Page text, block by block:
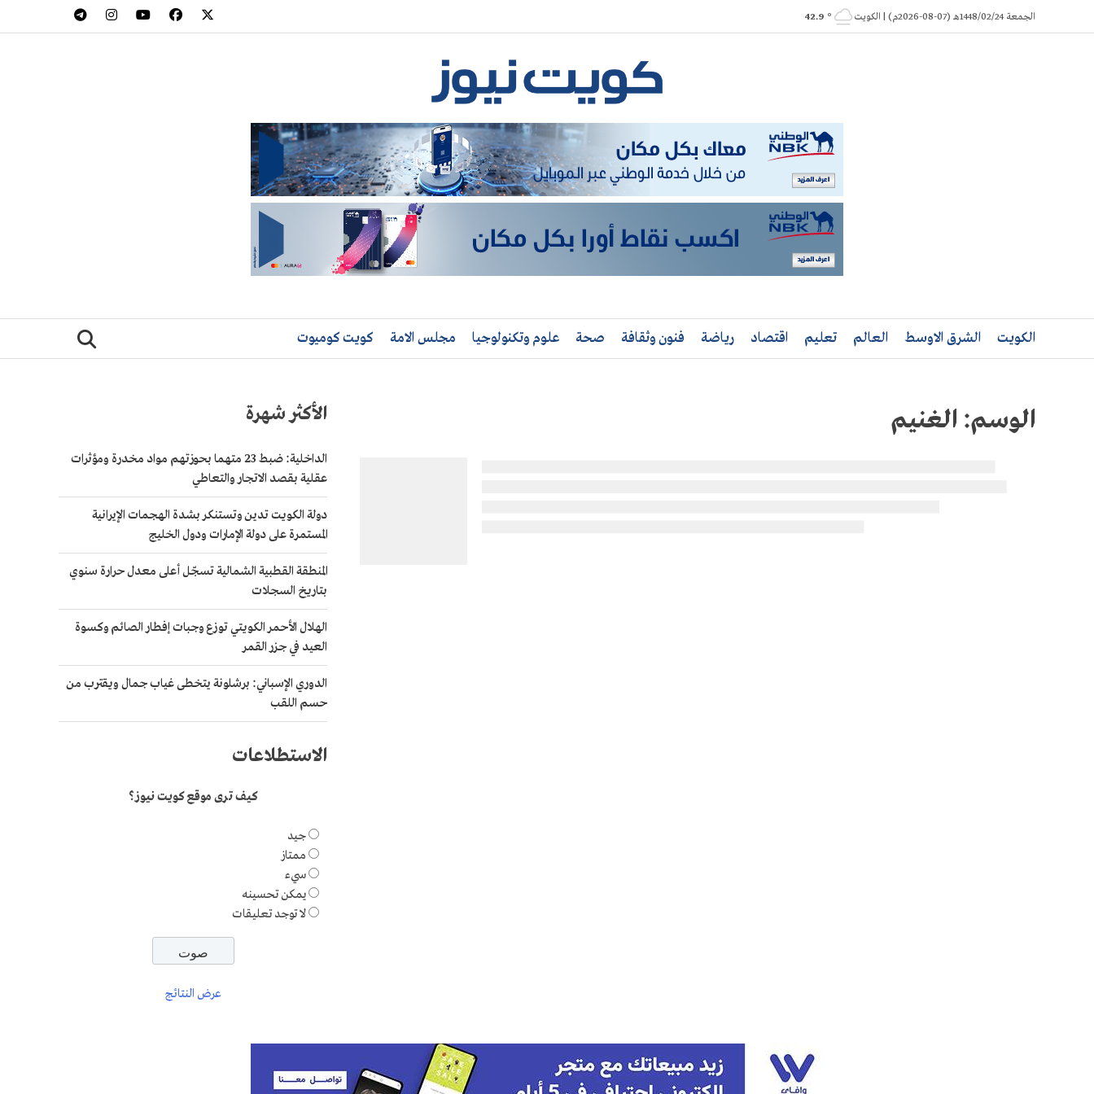
to
الجمعة 1448/02/24هـ (07-08-2026م) | الكويت ° 42.9
الكويت الشرق الاوسط العالم تعليم اقتصاد رياضة فنون وثقافة صحة علوم وتكنولوجيا مجلس الامة كويت كوميوت
الوسم: الغنيم الأكثر شهرة
الداخلية: ضبط 23 متهما بحوزتهم مواد مخدرة ومؤثرات
عقلية بقصد الاتجار والتعاطي
دولة الكويت تدين وتستنكر بشدة الهجمات الإيرانية
المستمرة على دولة الإمارات ودول الخليج
المنطقة القطبية الشمالية تسجّل أعلى معدل حرارة سنوي
بتاريخ السجلات
الهلال الأحمر الكويتي توزع وجبات إفطار الصائم وكسوة
العيد في جزر القمر
الدوري الإسباني: برشلونة يتخطى غياب جمال ويقترب من
حسم اللقب
الاستطلاعات
كيف ترى موقع كويت نيوز؟
جيد
ممتاز
سيء
يمكن تحسينه
لا توجد تعليقات
عرض النتائج